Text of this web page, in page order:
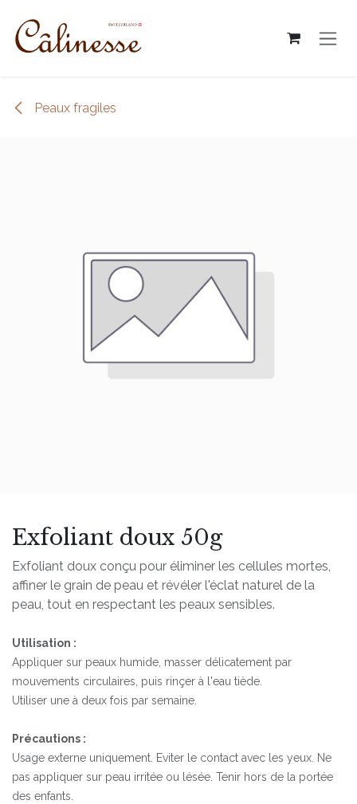
Peaux fragiles
Exfoliant doux 50g
Exfoliant doux conçu pour éliminer les cellules mortes,
affiner le grain de peau et révéler l'éclat naturel de la
peau, tout en respectant les peaux sensibles.
Utilisation :
Appliquer sur peaux humide, masser délicatement par
mouvements circulaires, puis rinçer à l'eau tiède.
Utiliser une à deux fois par semaine.
Précautions :
Usage externe uniquement. Eviter le contact avec les yeux. Ne
pas appliquer sur peau irritée ou lésée. Tenir hors de la portée
des enfants.